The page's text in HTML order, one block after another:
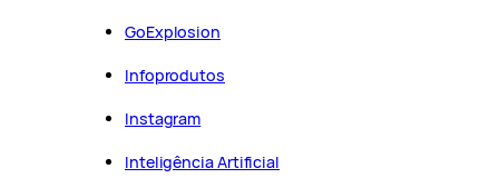
GoExplosion
Infoprodutos
Instagram
Inteligência Artificial